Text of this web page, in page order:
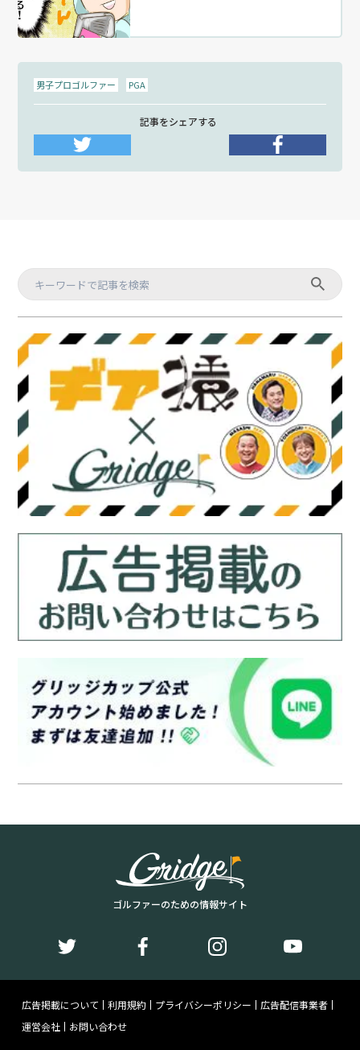
男子プロゴルファー PGA
記事をシェアする
ゴルファーのための情報サイト
広告掲載について 利用規約 プライバシーポリシー
広告配信事業者
運営会社
お問い合わせ